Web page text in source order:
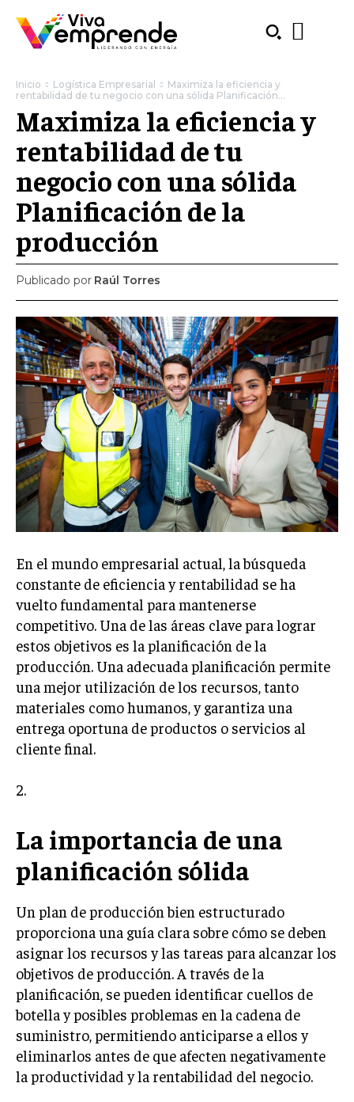
SUBSCRIBE
Welcome to Liberty Case
We have a curated list of the most noteworthy news from all
across the globe. With any subscription plan, you get access
exclusive articlesthat let you stay ahead of the curve.
Your Profile
NEWS LIFESTYLE PUBLIC OPINION
LIFESTYLE
VENTA DE ENLACES
PUBLICIDAD
VENTAS Y PERSUASIÓN
GESTIÓN DE PRODUCTOS
COMUNICACIÓN CORPORATIVA
GESTIÓN DE MARCA
INVESTIGACIÓN DE MERCADO
Inicio Logística Empresarial
Maximiza la eficiencia y
rentabilidad de tu negocio con una sólida Planificación...
Maximiza la eficiencia y
rentabilidad de tu
negocio con una sólida
Planificación de la
producción
Publicado por Raúl Torres
En el mundo empresarial actual, la búsqueda
constante de eficiencia y rentabilidad se ha
vuelto fundamental para mantenerse
competitivo. Una de las áreas clave para lograr
estos objetivos es la planificación de la
producción. Una adecuada planificación permite
una mejor utilización de los recursos, tanto
materiales como humanos, y garantiza una
entrega oportuna de productos o servicios al
cliente final.
2.
La importancia de una
planificación sólida
Un plan de producción bien estructurado
proporciona una guía clara sobre cómo se deben
asignar los recursos y las tareas para alcanzar los
objetivos de producción. A través de la
planificación, se pueden identificar cuellos de
botella y posibles problemas en la cadena de
suministro, permitiendo anticiparse a ellos y
eliminarlos antes de que afecten negativamente
la productividad y la rentabilidad del negocio.